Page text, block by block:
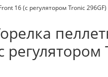
16 (c регулятором Tronic 296GF)
регулятором